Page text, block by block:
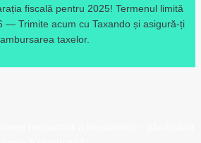
fiscală pentru 2025! Termenul limită
— Trimite acum cu Taxando și asigură-ți
taxelor.